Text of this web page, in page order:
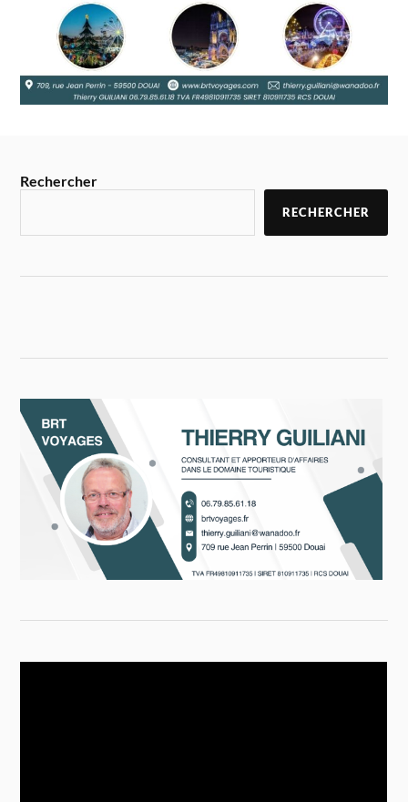
Rechercher
RECHERCHER